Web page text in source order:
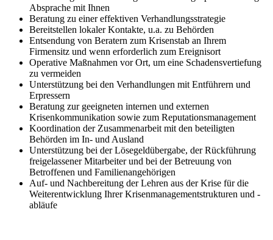
Absprache mit Ihnen
Beratung zu einer effektiven Verhandlungsstrategie
Bereitstellen lokaler Kontakte, u.a. zu Behörden
Entsendung von Beratern zum Krisenstab an Ihrem
Firmensitz und wenn erforderlich zum Ereignisort
Operative Maßnahmen vor Ort, um eine Schadensvertiefung
zu vermeiden
Unterstützung bei den Verhandlungen mit Entführern und
Erpressern
Beratung zur geeigneten internen und externen
Krisenkommunikation sowie zum Reputationsmanagement
Koordination der Zusammenarbeit mit den beteiligten
Behörden im In- und Ausland
Unterstützung bei der Lösegeldübergabe, der Rückführung
freigelassener Mitarbeiter und bei der Betreuung von
Betroffenen und Familienangehörigen
Auf- und Nachbereitung der Lehren aus der Krise für die
Weiterentwicklung Ihrer Krisenmanagementstrukturen und -
abläufe